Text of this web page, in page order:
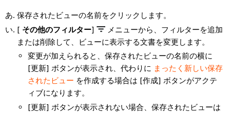
保存されたビューの名前をクリックします。
[ その他のフィルター]
メニューから、フィルターを追加
または削除して、ビューに表示する文書を変更します。
変更が加えられると、保存されたビューの名前の横に
[更新] ボタンが表示され、代わりに まったく新しい保存
されたビュー を作成する場合は [作成] ボタンがアクテ
ィブになります。
[更新] ボタンが表示されない場合、保存されたビューは